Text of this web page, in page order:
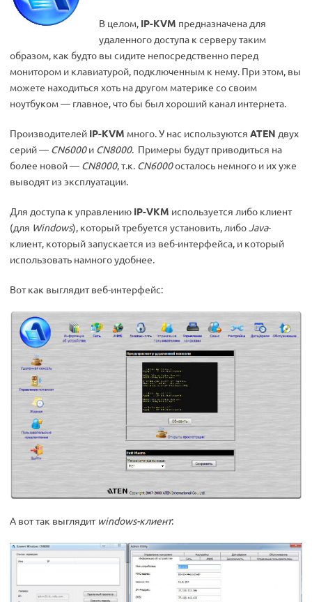
В целом, IP-KVM предназначена для
удаленного доступа к серверу таким
образом, как будто вы сидите непосредственно перед
монитором и клавиатурой, подключенным к нему. При этом, вы
можете находиться хоть на другом материке со своим
ноутбуком — главное, что бы был хороший канал интернета.
Производителей IP-KVM много. У нас используются ATEN двух
серий — CN6000и CN8000. Примеры будут приводиться на
более новой — CN8000, т.к. CN6000осталось немного и их уже
выводят из эксплуатации.
Для доступа к управлению IP-VKM используется либо клиент
(для Windows), который требуется установить, либо Java-
клиент, который запускается из веб-интерфейса, и который
использовать намного удобнее.
Вот как выглядит веб-интерфейс:
А вот так выглядит windows-клиент: